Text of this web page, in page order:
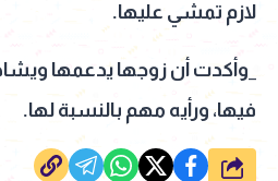
لازم تمشي عليها.
_وأكدت أن زوجها يدعمها
فيها، ورأيه مهم بالنسبة لها.
شارك